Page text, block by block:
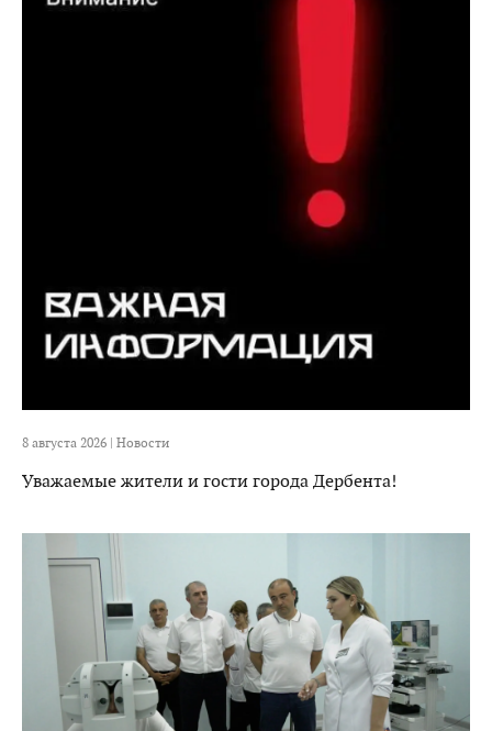
8 августа 2026 | Новости
Уважаемые жители и гости города Дербента!